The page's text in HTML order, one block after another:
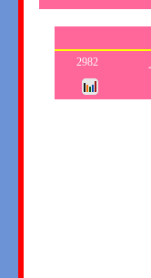
2982